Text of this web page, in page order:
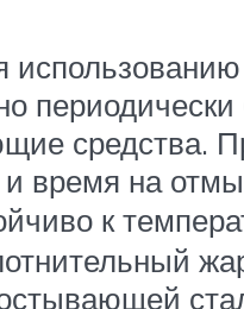
средства.
на
к